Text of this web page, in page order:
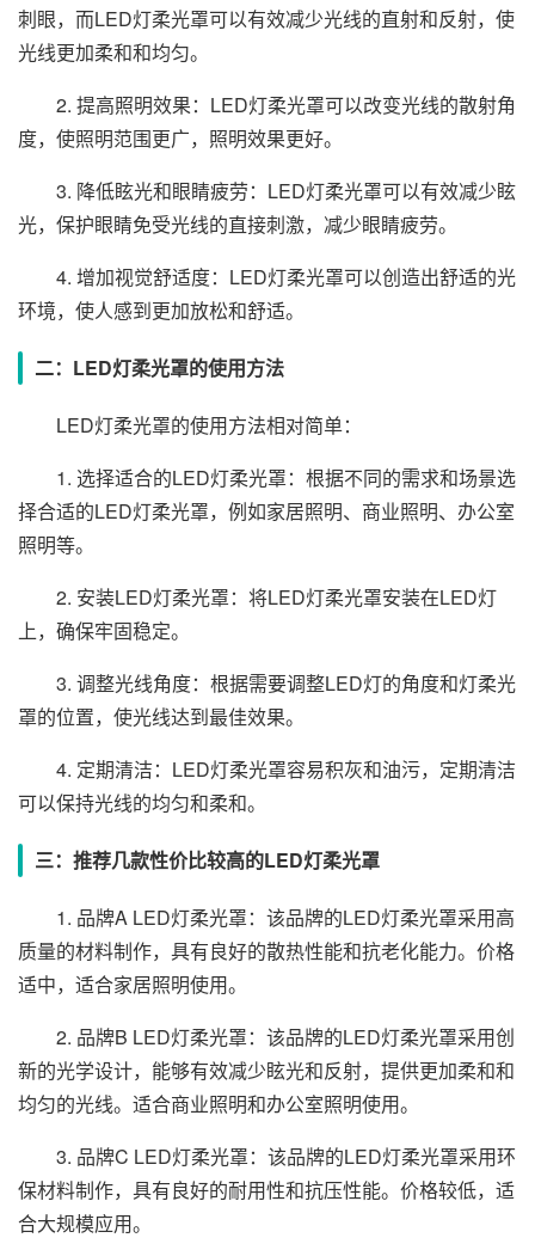
刺眼，而LED灯柔光罩可以有效减少光线的直射和反射，使
光线更加柔和和均匀。
2. 提高照明效果：LED灯柔光罩可以改变光线的散射角
度，使照明范围更广，照明效果更好。
3. 降低眩光和眼睛疲劳：LED灯柔光罩可以有效减少眩
光，保护眼睛免受光线的直接刺激，减少眼睛疲劳。
4. 增加视觉舒适度：LED灯柔光罩可以创造出舒适的光
环境，使人感到更加放松和舒适。
二：LED灯柔光罩的使用方法
LED灯柔光罩的使用方法相对简单：
1. 选择适合的LED灯柔光罩：根据不同的需求和场景选
择合适的LED灯柔光罩，例如家居照明、商业照明、办公室
照明等。
2. 安装LED灯柔光罩：将LED灯柔光罩安装在LED灯
上，确保牢固稳定。
3. 调整光线角度：根据需要调整LED灯的角度和灯柔光
罩的位置，使光线达到最佳效果。
4. 定期清洁：LED灯柔光罩容易积灰和油污，定期清洁
可以保持光线的均匀和柔和。
三：推荐几款性价比较高的LED灯柔光罩
1. 品牌A LED灯柔光罩：该品牌的LED灯柔光罩采用高
质量的材料制作，具有良好的散热性能和抗老化能力。价格
适中，适合家居照明使用。
2. 品牌B LED灯柔光罩：该品牌的LED灯柔光罩采用创
新的光学设计，能够有效减少眩光和反射，提供更加柔和和
均匀的光线。适合商业照明和办公室照明使用。
3. 品牌C LED灯柔光罩：该品牌的LED灯柔光罩采用环
保材料制作，具有良好的耐用性和抗压性能。价格较低，适
合大规模应用。